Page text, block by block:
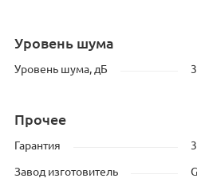
Уровень шума
Уровень шума, дБ
Прочее
Гарантия
Завод изготовитель